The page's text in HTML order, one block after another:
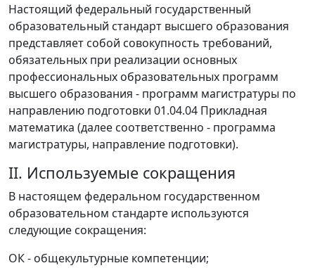
Настоящий федеральный государственный
образовательный стандарт высшего образования
представляет собой совокупность требований,
обязательных при реализации основных
профессиональных образовательных программ
высшего образования - программ магистратуры по
направлению подготовки 01.04.04 Прикладная
математика (далее соответственно - программа
магистратуры, направление подготовки).
II. Используемые сокращения
В настоящем федеральном государственном
образовательном стандарте используются
следующие сокращения:
ОК - общекультурные компетенции;